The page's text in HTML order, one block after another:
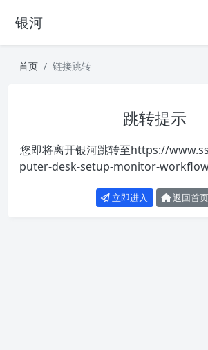
银河
首页 链接跳转
跳转提示
您即将离开银河跳转至https://
puter-desk-setup-monitor-
立即进入 返回首页